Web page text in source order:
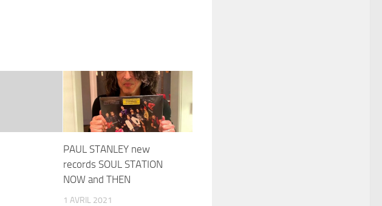
PAUL STANLEY new
records SOUL STATION
NOW and THEN
1 AVRIL 2021